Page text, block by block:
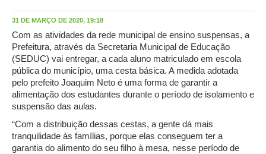
31 DE MARÇO DE 2020, 19:18
Com as atividades da rede municipal de ensino suspensas, a
Prefeitura, através da Secretaria Municipal de Educação
(SEDUC) vai entregar, a cada aluno matriculado em escola
pública do município, uma cesta básica. A medida adotada
pelo prefeito Joaquim Neto é uma forma de garantir a
alimentação dos estudantes durante o período de isolamento e
suspensão das aulas.
“Com a distribuição dessas cestas, a gente dá mais
tranquilidade às famílias, porque elas conseguem ter a
garantia do alimento do seu filho à mesa, nesse período de